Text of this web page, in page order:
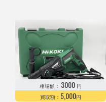
相場額： 3000 円
買取額： 5,000円